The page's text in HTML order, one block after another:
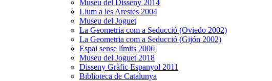
Museu del Disseny 2014
Llum a les Arestes 2004
Museu del Joguet
La Geometria com a Seducció (Oviedo 2002)
La Geometria com a Seducció (Gijón 2002)
Espai sense límits 2006
Museu del Joguet 2018
Disseny Gràfic Espanyol 2011
Biblioteca de Catalunya